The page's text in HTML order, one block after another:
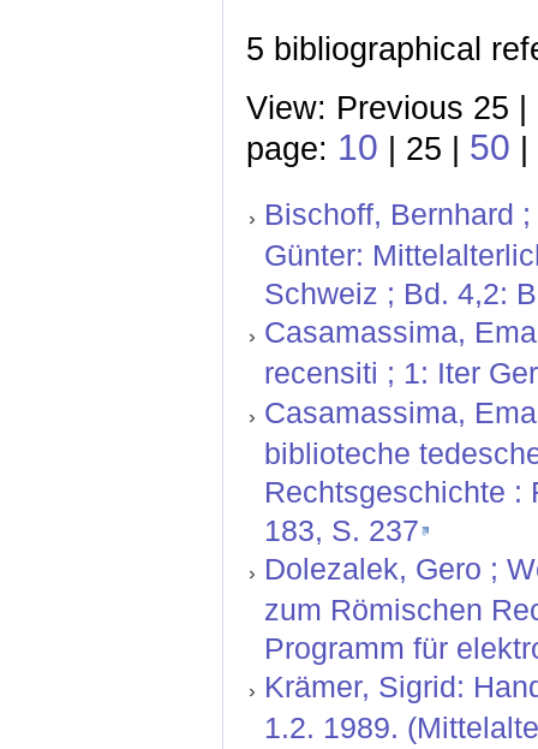
5 bibliographical
View: Previous 25
page: 10 | 25 | 50 |
Bischoff, Bernhard
Günter:
Schweiz ; Bd. 4,2:
Casamassima,
recensiti ; 1: Iter
Casamassima,
biblioteche
Rechtsgeschichte :
183, S. 237
Dolezalek, Gero ;
zum Römischen
Programm für
Krämer, Sigrid:
1.2. 1989.